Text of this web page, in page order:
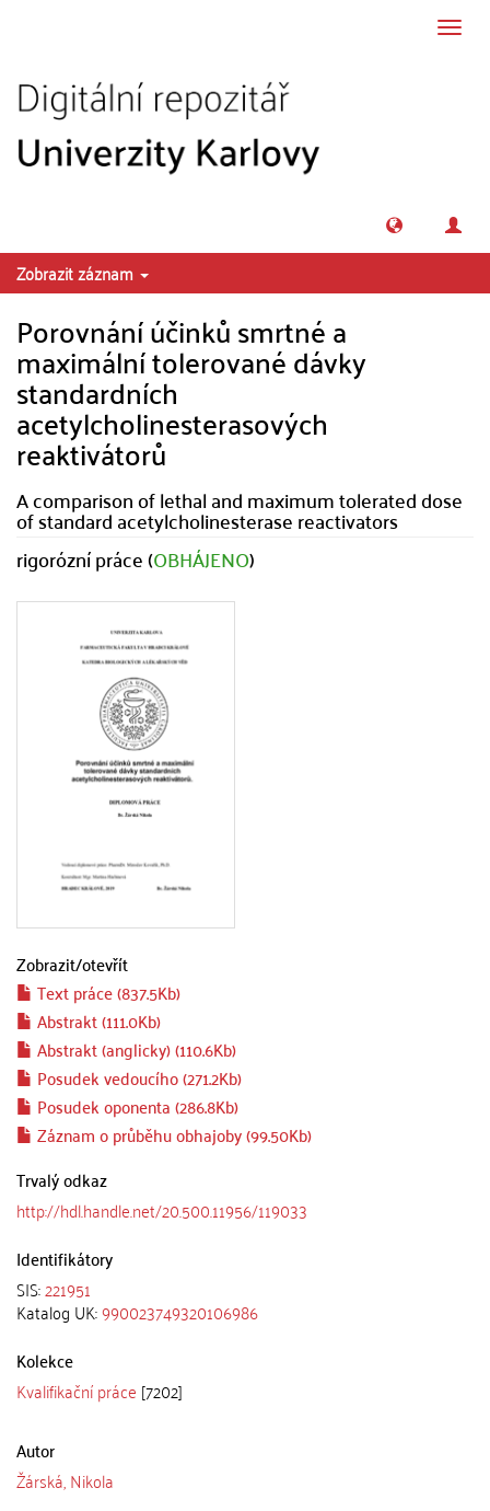
Zobrazit záznam
Porovnání účinků smrtné a
maximální tolerované dávky
standardních
acetylcholinesterasových
reaktivátorů
A comparison of lethal and maximum tolerated dose
of standard acetylcholinesterase reactivators
rigorózní práce (OBHÁJENO)
Zobrazit/otevřít
Text práce (837.5Kb)
Abstrakt (111.0Kb)
Abstrakt (anglicky) (110.6Kb)
Posudek vedoucího (271.2Kb)
Posudek oponenta (286.8Kb)
Záznam o průběhu obhajoby (99.50Kb)
Trvalý odkaz
http://hdl.handle.net/20.500.11956/119033
Identifikátory
SIS:221951
Katalog UK:990023749320106986
Kolekce
Kvalifikační práce [7202]
Autor
Žárská, Nikola